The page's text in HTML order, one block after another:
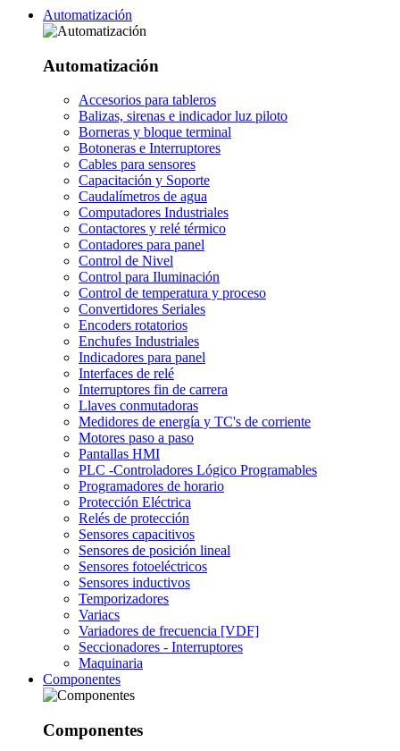
Automatización
Automatización
Accesorios para tableros
Balizas, sirenas e indicador luz piloto
Borneras y bloque terminal
Botoneras e Interruptores
Cables para sensores
Capacitación y Soporte
Caudalímetros de agua
Computadores Industriales
Contactores y relé térmico
Contadores para panel
Control de Nivel
Control para Iluminación
Control de temperatura y proceso
Convertidores Seriales
Encoders rotatorios
Enchufes Industriales
Indicadores para panel
Interfaces de relé
Interruptores fin de carrera
Llaves conmutadoras
Medidores de energía y TC's de corriente
Motores paso a paso
Pantallas HMI
PLC -Controladores Lógico Programables
Programadores de horario
Protección Eléctrica
Relés de protección
Sensores capacitivos
Sensores de posición lineal
Sensores fotoeléctricos
Sensores inductivos
Temporizadores
Variacs
Variadores de frecuencia [VDF]
Seccionadores - Interruptores
Maquinaria
Componentes
Componentes